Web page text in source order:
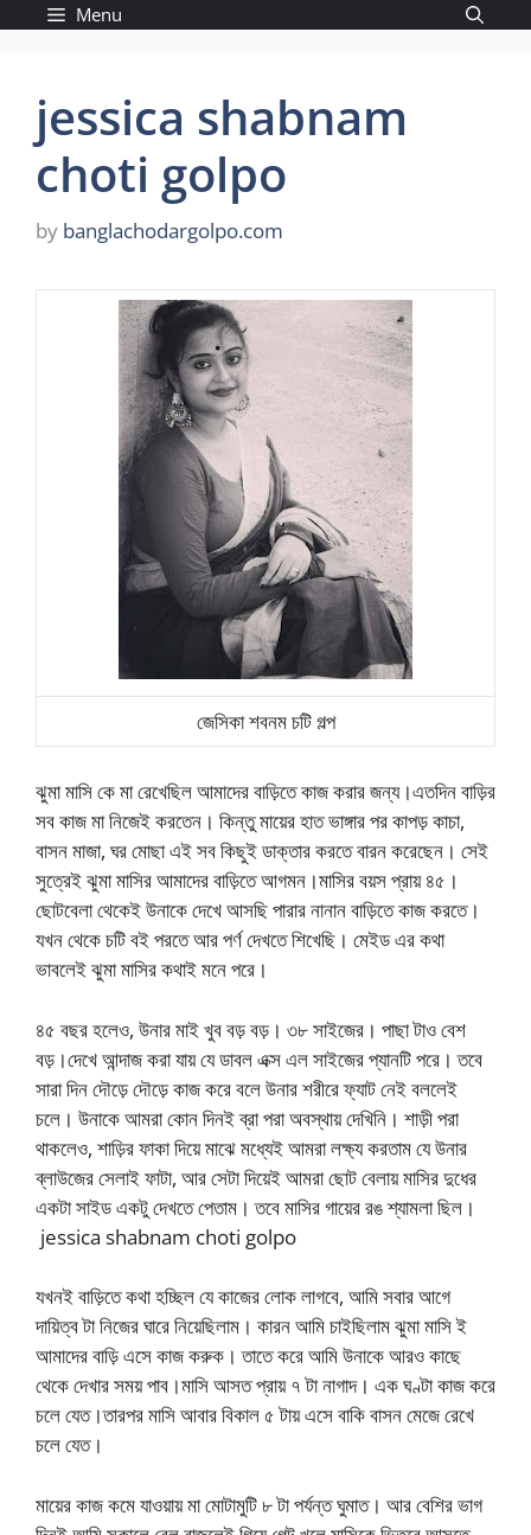
Menu
jessica shabnam
choti golpo
by banglachodargolpo.com
জেসিকা শবনম চটি গল্প
ঝুমা মাসি কে মা রেখেছিল আমাদের বাড়িতে কাজ করার জন্য।এতদিন বাড়ির
সব কাজ মা নিজেই করতেন। কিন্তু মায়ের হাত ভাঙ্গার পর কাপড় কাচা,
বাসন মাজা, ঘর মোছা এই সব কিছুই ডাক্তার করতে বারন করেছেন। সেই
সুত্রেই ঝুমা মাসির আমাদের বাড়িতে আগমন।মাসির বয়স প্রায় ৪৫।
ছোটবেলা থেকেই উনাকে দেখে আসছি পারার নানান বাড়িতে কাজ করতে।
যখন থেকে চটি বই পরতে আর পর্ণ দেখতে শিখেছি। মেইড এর কথা
ভাবলেই ঝুমা মাসির কথাই মনে পরে।
৪৫ বছর হলেও, উনার মাই খুব বড় বড়। ৩৮ সাইজের। পাছা টাও বেশ
বড়।দেখে আন্দাজ করা যায় যে ডাবল এক্স এল সাইজের প্যানটি পরে। তবে
সারা দিন দৌড়ে দৌড়ে কাজ করে বলে উনার শরীরে ফ্যাট নেই বললেই
চলে। উনাকে আমরা কোন দিনই ব্রা পরা অবস্থায় দেখিনি। শাড়ী পরা
থাকলেও, শাড়ির ফাকা দিয়ে মাঝে মধ্যেই আমরা লক্ষ্য করতাম যে উনার
ব্লাউজের সেলাই ফাটা, আর সেটা দিয়েই আমরা ছোট বেলায় মাসির দুধের
একটা সাইড একটু দেখতে পেতাম। তবে মাসির গায়ের রঙ শ্যামলা ছিল।
jessica shabnam choti golpo
যখনই বাড়িতে কথা হচ্ছিল যে কাজের লোক লাগবে, আমি সবার আগে
দায়িত্ব টা নিজের ঘারে নিয়েছিলাম। কারন আমি চাইছিলাম ঝুমা মাসি ই
আমাদের বাড়ি এসে কাজ করুক। তাতে করে আমি উনাকে আরও কাছে
থেকে দেখার সময় পাব।মাসি আসত প্রায় ৭ টা নাগাদ। এক ঘণ্টা কাজ করে
চলে যেত।তারপর মাসি আবার বিকাল ৫ টায় এসে বাকি বাসন মেজে রেখে
চলে যেত।
মায়ের কাজ কমে যাওয়ায় মা মোটামুটি ৮ টা পর্যন্ত ঘুমাত। আর বেশির ভাগ